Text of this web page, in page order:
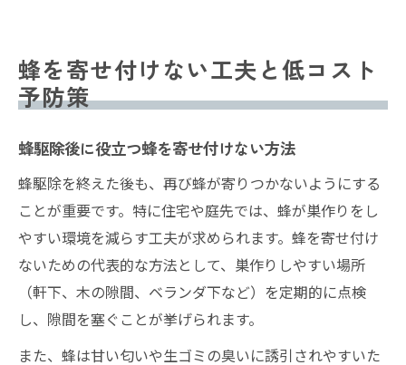
蜂を寄せ付けない工夫と低コスト
予防策
蜂駆除後に役立つ蜂を寄せ付けない方法
蜂駆除を終えた後も、再び蜂が寄りつかないようにする
ことが重要です。特に住宅や庭先では、蜂が巣作りをし
やすい環境を減らす工夫が求められます。蜂を寄せ付け
ないための代表的な方法として、巣作りしやすい場所
（軒下、木の隙間、ベランダ下など）を定期的に点検
し、隙間を塞ぐことが挙げられます。
また、蜂は甘い匂いや生ゴミの臭いに誘引されやすいた